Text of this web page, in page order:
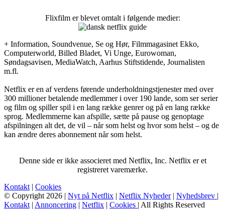
Flixfilm er blevet omtalt i følgende medier:
+ Information, Soundvenue, Se og Hør, Filmmagasinet Ekko,
Computerworld, Billed Bladet, Vi Unge, Eurowoman,
Søndagsavisen, MediaWatch, Aarhus Stiftstidende, Journalisten
m.fl.
Netflix er en af verdens førende underholdningstjenester med over
300 millioner betalende medlemmer i over 190 lande, som ser serier
og film og spiller spil i en lang række genrer og på en lang række
sprog. Medlemmerne kan afspille, sætte på pause og genoptage
afspilningen alt det, de vil – når som helst og hvor som helst – og de
kan ændre deres abonnement når som helst.
Denne side er ikke associeret med Netflix, Inc. Netflix er et
registreret varemærke.
Kontakt | Cookies
© Copyright 2026 | Nyt på Netflix | Netflix Nyheder| Nyhedsbrev |
Kontakt | Annoncering | Netflix | Cookies | All Rights Reserved